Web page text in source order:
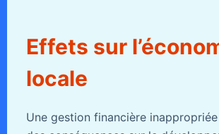
Effets sur
locale
Une gestion financière